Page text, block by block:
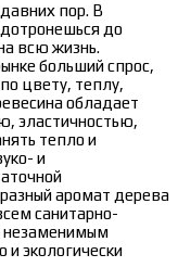
пор. В
до
всю жизнь.
больший спрос,
цвету, теплу,
обладает
эластичностью,
тепло и
и
аромат дерева
санитарно-
незаменимым
экологически